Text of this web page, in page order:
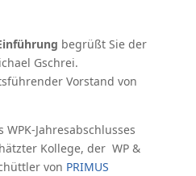
begrüßt Sie der
Gschrei.
Vorstand von
WPK-Jahresabschlusses
Kollege, der WP &
von PRIMUS